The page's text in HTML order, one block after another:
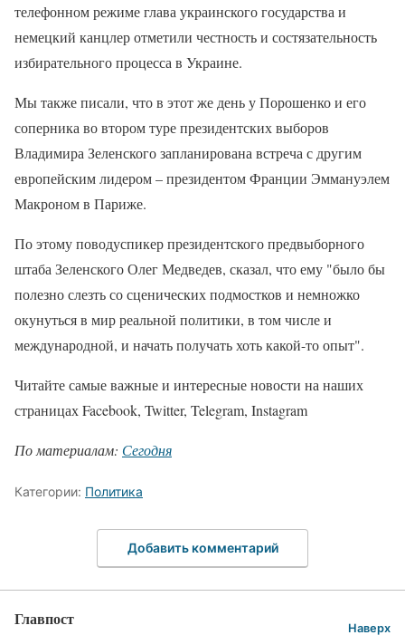
телефонном режиме глава украинского государства и
немецкий канцлер отметили честность и состязательность
избирательного процесса в Украине.
Мы также писали, что в этот же день у Порошенко и его
соперника во втором туре президентских выборов
Владимира Зеленского запланирована встреча с другим
европейским лидером – президентом Франции Эммануэлем
Макроном в Париже.
По этому поводуспикер президентского предвыборного
штаба Зеленского Олег Медведев, сказал, что ему "было бы
полезно слезть со сценических подмостков и немножко
окунуться в мир реальной политики, в том числе и
международной, и начать получать хоть какой-то опыт".
Читайте самые важные и интересные новости на наших
страницах Facebook, Twitter, Telegram, Instagram
По материалам: Сегодня
Категории: Политика
Добавить комментарий
Главпост Наверх